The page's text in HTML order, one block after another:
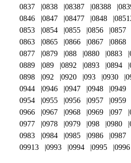
0837
0838 08387 08388
0846
0847 08477 0848
0853
0854 0855 0856 0857
0863
0865 0866 0867 0868
0877
0879 088 0880 0883
0889
089 0892 0893 0894
0898
092 0920 093 0930
0944
0946 0947 0948 0949
0954
0955 0956 0957 0959
0966
0967 0968 0969 097
0977
0978 0979 098 0980
0983
0984 0985 0986 0987
09913
0993 0994 0995 0996